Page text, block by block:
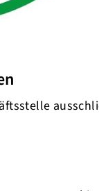
Starker
Herbrand
Was für ein
gingen unsere
und Philipp
den Start – und